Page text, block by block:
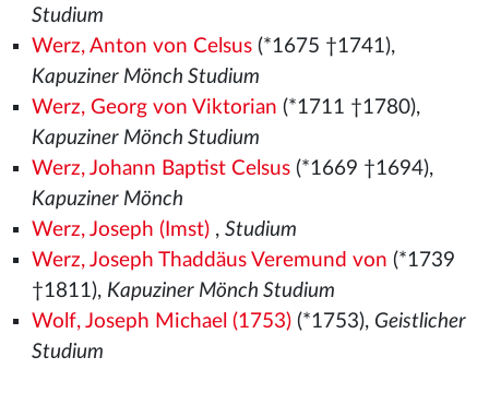
Studium
Werz, Anton von Celsus(*1675 †1741),
Kapuziner Mönch Studium
Werz, Georg von Viktorian (*1711 †1780),
Kapuziner Mönch Studium
Werz, Johann Baptist Celsus(*1669 †1694),
Kapuziner Mönch
Werz, Joseph (Imst), Studium
Werz, Joseph Thaddäus Veremund von (*1739
†1811), Kapuziner Mönch Studium
Wolf, Joseph Michael (1753)(*1753), Geistlicher
Studium